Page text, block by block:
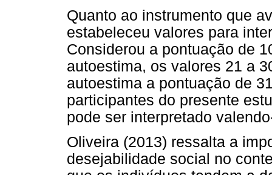
Quanto ao instrumento que
estabeleceu valores para
Considerou a pontuação de
autoestima, os valores 21 a
autoestima a pontuação de
participantes do presente
pode ser interpretado
Oliveira (2013) ressalta a
desejabilidade social no